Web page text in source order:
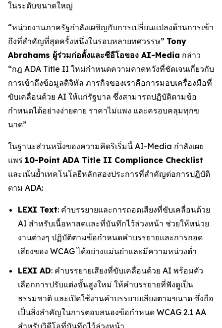
ในระดับขนาดใหญ่
“หน่วยงานภาครัฐกำลังเผชิญกับการเปลี่ยนแปลงด้านการเข้า
ถึงที่สำคัญที่สุดครั้งหนึ่งในรอบหลายทศวรรษ” Tony
Abrahams ผู้ร่วมก่อตั้งและซีอีโอของ AI-Media กล่าว
“กฎ ADA Title II ใหม่กำหนดความคาดหวังที่ชัดเจนเกี่ยวกับ
การเข้าถึงข้อมูลดิจิทัล ภารกิจของเราคือการมอบเครื่องมือที่
ขับเคลื่อนด้วย AI ให้แก่รัฐบาล ซึ่งสามารถปฏิบัติตามข้อ
กำหนดได้อย่างง่ายดาย ราคาไม่แพง และครอบคลุมทุกข
นาด”
ในฐานะส่วนหนึ่งของความคิดริเริ่มนี้ AI-Media กำลังเผย
แพร่ 10-Point ADA Title II Compliance Checklist
และเน้นย้ำเทคโนโลยีหลักสองประการที่สำคัญต่อการปฏิบัติ
ตาม ADA:
LEXI Text: คำบรรยายและการถอดเสียงที่ขับเคลื่อนด้วย
AI สำหรับเนื้อหาสดและที่บันทึกไว้ล่วงหน้า ช่วยให้หน่วย
งานต่างๆ ปฏิบัติตามข้อกำหนดคำบรรยายและการถอด
เสียงของ WCAG ได้อย่างแม่นยำและมีความหน่วงต่ำ
LEXI AD: คำบรรยายเสียงที่ขับเคลื่อนด้วย AI พร้อมตัว
เลือกการปรับแต่งขั้นสูงใหม่ ให้คำบรรยายที่ฟังดูเป็น
ธรรมชาติ และเปิดใช้งานคำบรรยายเสียงตามขนาด ซึ่งถือ
เป็นสิ่งสำคัญในการตอบสนองข้อกำหนด WCAG 2.1 AA
สำหรับวิดีโอที่บันทึกไว้ล่วงหน้า